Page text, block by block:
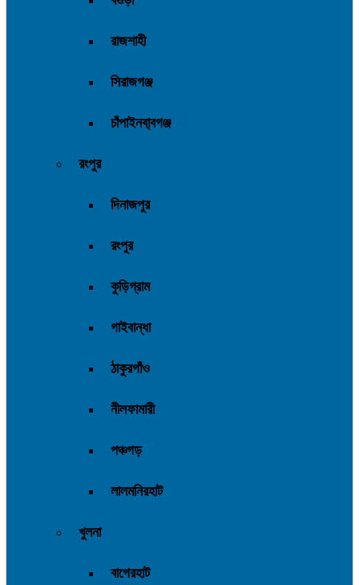
রাজশাহী
সিরাজগঞ্জ
চাঁপাইনবা্বগঞ্জ
রংপুর
দিনাজপুর
রংপুর
কুড়িগ্রাম
গাইবান্ধা
ঠাকুরগাঁও
নীলফামারী
পঞ্চগড়
লালমনিরহাট
খুলনা
বাগেরহাট